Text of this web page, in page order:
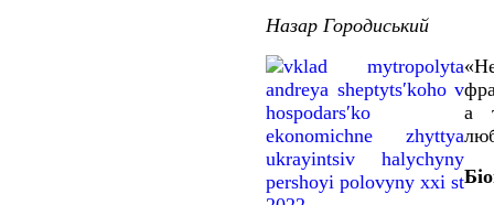
Назар Городиський
а